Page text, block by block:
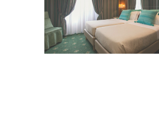
VEDI IMMAGINE